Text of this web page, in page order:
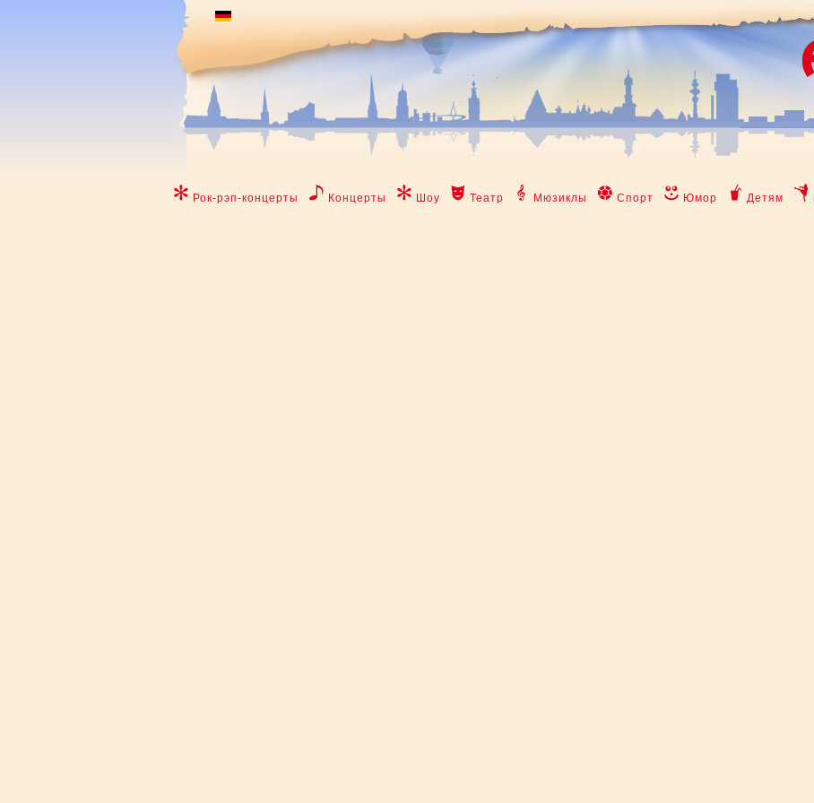
Рок-рэп-концерты Концерты Шоу Театр Мюзиклы Спорт Юмор Детям